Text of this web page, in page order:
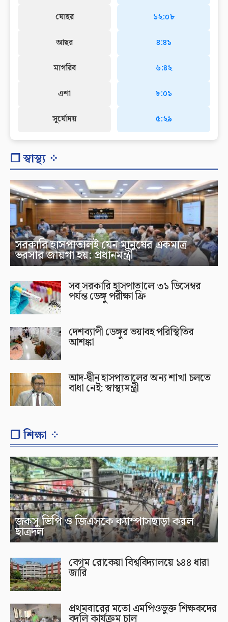
যোহর
আছর
মাগরিব
এশা
সূর্যোদয়
১২:০৮
৪:৪১
৬:৪২
৮:০১
৫:২৯
❐ স্বাস্থ্য ⁘
সরকারি হাসপাতালই যেন মানুষের একমাত্র
ভরসার জায়গা হয়: প্রধানমন্ত্রী
সব সরকারি হাসপাতালে ৩১ ডিসেম্বর
পর্যন্ত ডেঙ্গু পরীক্ষা ফ্রি
দেশব্যাপী ডেঙ্গুর ভয়াবহ পরিস্থিতির
আশঙ্কা
আদ-দ্বীন হাসপাতালের অন্য শাখা চলতে
বাধা নেই: স্বাস্থ্যমন্ত্রী
❐ শিক্ষা ⁘
জকসু ভিপি ও জিএসকে ক্যাম্পাসছাড়া করল
ছাত্রদল
বেগম রোকেয়া বিশ্ববিদ্যালয়ে ১৪৪ ধারা
জারি
প্রথমবারের মতো এমপিওভুক্ত শিক্ষকদের